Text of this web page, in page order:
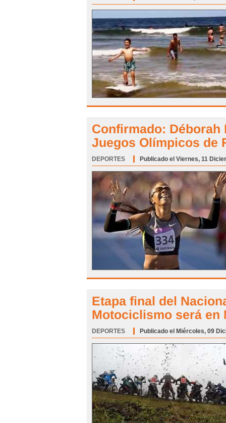
Confirmado:
Juegos Olímpicos de
DEPORTES Publicado el Viernes, 11
Etapa final del
Motociclismo será en
DEPORTES Publicado el Miércoles, 09